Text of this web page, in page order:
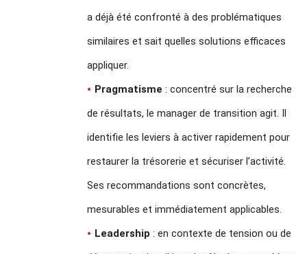
a déjà été confronté à des problématiques
similaires et sait quelles solutions efficaces
appliquer.
Pragmatisme : concentré sur la recherche
de résultats, le manager de transition agit. Il
identifie les leviers à activer rapidement pour
restaurer la trésorerie et sécuriser l’activité.
Ses recommandations sont concrètes,
mesurables et immédiatement applicables.
Leadership : en contexte de tension ou de